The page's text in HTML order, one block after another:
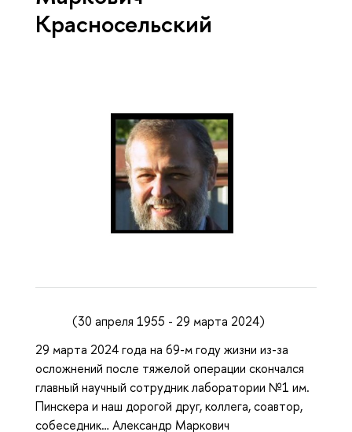
Красносельский
(30 апреля 1955 - 29 марта 2024)
29 марта 2024 года на 69-м году жизни из-за
осложнений после тяжелой операции скончался
главный научный сотрудник лаборатории №1 им.
Пинскера и наш дорогой друг, коллега, соавтор,
собеседник… Александр Маркович